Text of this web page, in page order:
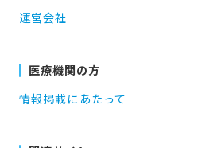
運営会社
医療機関の方
情報掲載にあたって